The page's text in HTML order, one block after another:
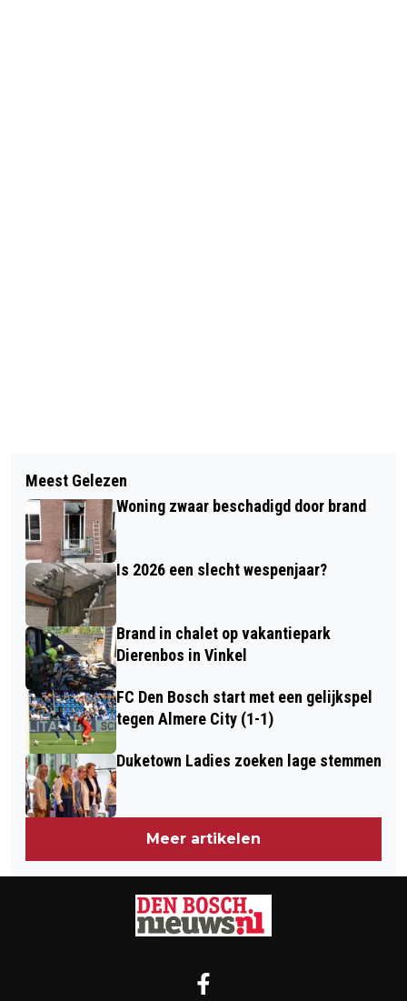
SKEER! FESTIVAL BRENGT CULTUUR,
CREATIVITEIT EN VERBINDING
BESTUURDER (64) DIE VROUW (90)
DOODREED MOGELIJK ONDER INVLOED
VAN DRUGS
Meest Gelezen
Woning zwaar beschadigd door brand
Is 2026 een slecht wespenjaar?
Brand in chalet op vakantiepark
Dierenbos in Vinkel
FC Den Bosch start met een gelijkspel
tegen Almere City (1-1)
Duketown Ladies zoeken lage stemmen
Meer artikelen